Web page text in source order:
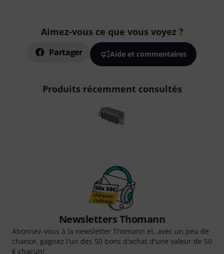
Aimez-vous ce que vous voyez ?
Partager Aide et commentaires
Produits récemment consultés
Newsletters Thomann
Abonnez-vous à la newsletter Thomann et, avec un peu de
chance, gagnez l'un des 50 bons d'achat d'une valeur de 50
€ chacun!